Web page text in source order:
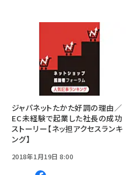
ジャパネットたかた好調の理由／
EC未経験で起業した社長の成功
ストーリー【ネッ担アクセスランキ
ング】
2018年1月19日 8:00